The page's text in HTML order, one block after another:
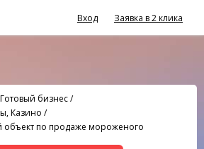
Вход Заявка в 2 клика
Готовый бизнес/
Казино /
по продаже мороженого